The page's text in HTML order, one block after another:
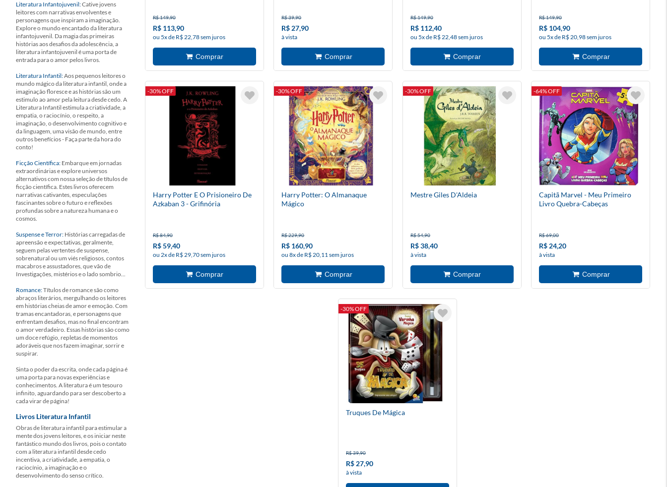
Literatura Infantojuvenil:Cative jovens
leitores com narrativas envolventes e
personagens que inspiram a imaginação.
Explore o mundo encantado da literatura
infantojuvenil. Da magia das primeiras
histórias aos desafios da adolescência, a
literatura infantojuvenil é uma porta de
entrada para o amor pelos livros.
Literatura Infantil:Aos pequenos leitores o
mundo mágico da literatura infantil, onde a
imaginação floresce e as histórias são um
estimulo ao amor pela leitura desde cedo. A
Literatura Infantil estimula a criatividade, a
empatia, o raciocínio, o respeito, a
imaginação, o desenvolvimento cognitivo e
da linguagem, uma visão de mundo, entre
outros benefícios - Faça parte da hora do
conto!
Ficção Científica: Embarque em jornadas
extraordinárias e explore universos
alternativos com nossa seleção de títulos de
ficção científica. Estes livros oferecem
narrativas cativantes, especulações
fascinantes sobre o futuro e reflexões
profundas sobre a natureza humana e o
cosmos.
Suspense e Terror: Histórias carregadas de
apreensão e expectativas, geralmente,
seguem pelas vertentes de suspense,
sobrenatural ou um viés religiosos, contos
macabros e assustadores, que vão de
Investigações, mistérios e o lado sombrio...
Romance:Títulos de romance são como
abraços literários, mergulhando os leitores
em histórias cheias de amor e emoção. Com
tramas encantadoras, e personagens que
enfrentam desafios, mas no final encontram
o amor verdadeiro. Essas histórias são como
um doce refúgio, repletas de momentos
adoráveis que nos fazem imaginar, sorrir e
suspirar.
Sinta o poder da escrita, onde cada página é
uma porta para novas experiências e
conhecimentos. A literatura é um tesouro
infinito, aguardando para ser descoberto a
cada virar de página!
Livros Literatura Infantil
Obras de literatura infantil para estimular a
mente dos jovens leitores, e os iniciar neste
fantástico mundo dos livros, pois o contato
com a literatura infantil desde cedo
incentiva, a criatividade, a empatia, o
raciocínio, a imaginação e o
desenvolvimento do senso crítico.
R$ 149,90
R$ 113,90
ou 5x de R$ 22,78 sem juros
R$ 39,90
R$ 27,90
à vista
R$ 149,90
R$ 112,40
ou 5x de R$ 22,48 sem juros
R$ 149,90
R$ 104,90
ou 5x de R$ 20,98 sem juros
-30% OFF
Harry Potter E O Prisioneiro De
Azkaban 3 - Grifinória
R$ 84,90
R$ 59,40
ou 2x de R$ 29,70 sem juros
-30% OFF
Harry Potter: O Almanaque
Mágico
R$ 229,90
R$ 160,90
ou 8x de R$ 20,11 sem juros
-30% OFF
Mestre Giles D'Aldeia
R$ 54,90
R$ 38,40
à vista
-64% OFF
Capitã Marvel - Meu Primeiro
Livro Quebra-Cabeças
R$ 69,00
R$ 24,20
à vista
-30% OFF
Truques De Mágica
R$ 39,90
R$ 27,90
à vista